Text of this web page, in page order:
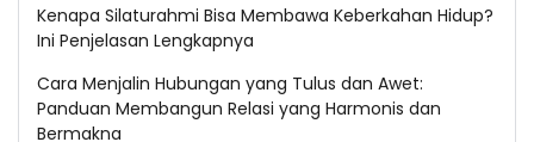
Kenapa Silaturahmi Bisa Membawa Keberkahan Hidup?
Ini Penjelasan Lengkapnya
Cara Menjalin Hubungan yang Tulus dan Awet:
Panduan Membangun Relasi yang Harmonis dan
Bermakna